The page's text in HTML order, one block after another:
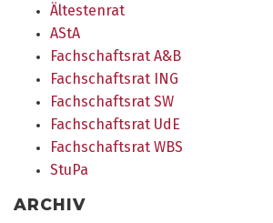
Ältestenrat
AStA
Fachschaftsrat A&B
Fachschaftsrat ING
Fachschaftsrat SW
Fachschaftsrat UdE
Fachschaftsrat WBS
StuPa
ARCHIV